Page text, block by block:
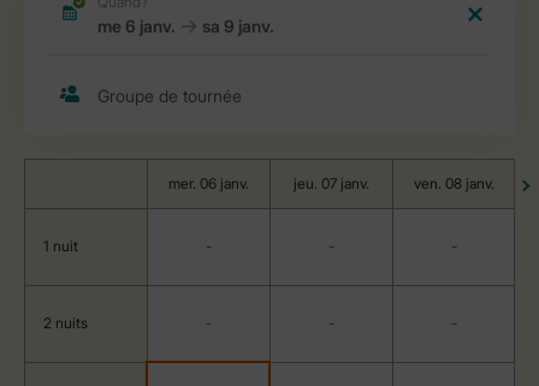
mer. 06 janv. jeu. 07 janv. ven. 08 janv.
1 nuit - - -
2 nuits - - -